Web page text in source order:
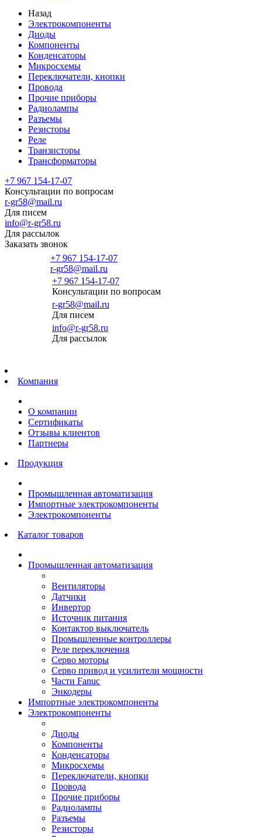
Назад
Электрокомпоненты
Диоды
Компоненты
Конденсаторы
Микросхемы
Переключатели, кнопки
Провода
Прочие приборы
Радиолампы
Разъемы
Резисторы
Реле
Транзисторы
Трансформаторы
+7 967 154-17-07
Консультации по вопросам
r-gr58@mail.ru
Для писем
info@r-gr58.ru
Для рассылок
Заказать звонок
+7 967 154-17-07
r-gr58@mail.ru
+7 967 154-17-07
Консультации по вопросам
r-gr58@mail.ru
Для писем
info@r-gr58.ru
Для рассылок
Компания
О компании
Сертификаты
Отзывы клиентов
Партнеры
Продукция
Промышленная автоматизация
Импортные электрокомпоненты
Электрокомпоненты
Каталог товаров
Промышленная автоматизация
Вентиляторы
Датчики
Инвертор
Источник питания
Контактор выключатель
Промышленные контроллеры
Реле переключения
Серво моторы
Серво привод и усилители мощности
Части Fanuc
Энкодеры
Импортные электрокомпоненты
Электрокомпоненты
Диоды
Компоненты
Конденсаторы
Микросхемы
Переключатели, кнопки
Провода
Прочие приборы
Радиолампы
Разъемы
Резисторы